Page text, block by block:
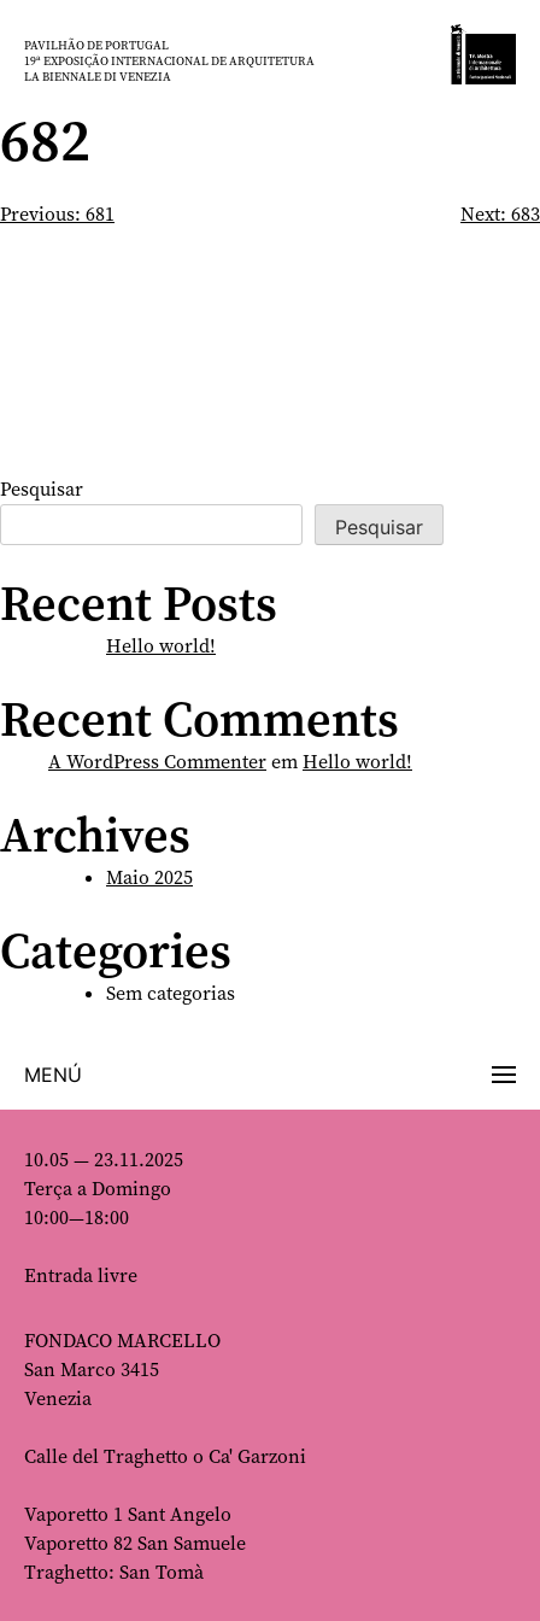
paraPAVILHÃO DE PORTUGAL
19ª EXPOSIÇÃO INTERNACIONAL DE ARQUITETURA
LA BIENNALE DI VENEZIA
682
Navegação
Previous: 681 Next: 683
Pesquisar
Pesquisar
Recent Posts
Hello world!
Recent Comments
A WordPress CommenteremHello world!
Archives
Maio 2025
Categories
Sem categorias
MENÚ
10.05 — 23.11.2025
Terça a Domingo
10:00—18:00
Entrada livre
FONDACO MARCELLO
San Marco 3415
Venezia
Calle del Traghetto o Ca' Garzoni
Vaporetto 1 Sant Angelo
Vaporetto 82 San Samuele
Traghetto: San Tomà